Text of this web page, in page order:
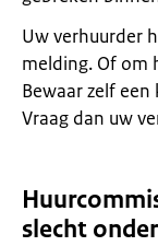
Uw verhuurder
melding. Of om
Bewaar zelf
Vraag dan uw
slecht